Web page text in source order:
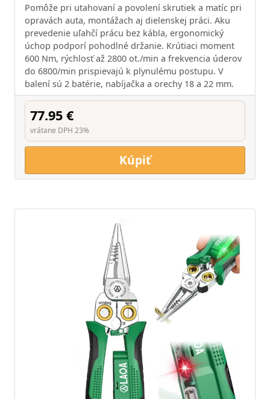
Pomôže pri utahovaní a povolení skrutiek a matíc pri
opravách auta, montážach aj dielenskej práci. Aku
prevedenie uľahčí prácu bez kábla, ergonomický
úchop podporí pohodlné držanie. Krútiaci moment
600 Nm, rýchlosť až 2800 ot./min a frekvencia úderov
do 6800/min prispievajú k plynulému postupu. V
balení sú 2 batérie, nabíjačka a orechy 18 a 22 mm.
77.95 €
vrátane DPH 23%
Kúpiť